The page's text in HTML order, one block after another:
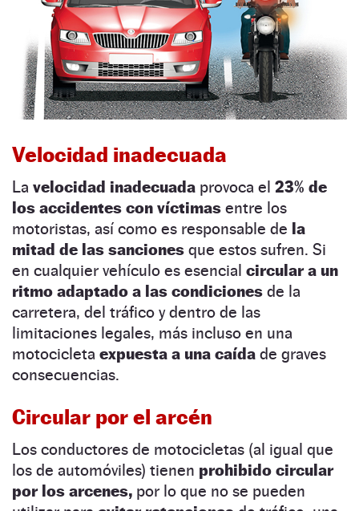
Velocidad inadecuada
La velocidad inadecuada provoca el 23% de
los accidentes con víctimas entre los
motoristas, así como es responsable de la
mitad de las sanciones que estos sufren. Si
en cualquier vehículo es esencial circular a un
ritmo adaptado a las condiciones de la
carretera, del tráfico y dentro de las
limitaciones legales, más incluso en una
motocicleta expuesta a una caída de graves
consecuencias.
Circular por el arcén
Los conductores de motocicletas (al igual que
los de automóviles) tienen prohibido circular
por los arcenes, por lo que no se pueden